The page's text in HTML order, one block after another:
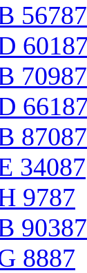
56787
70987
87087
34087
9787
90387
8887